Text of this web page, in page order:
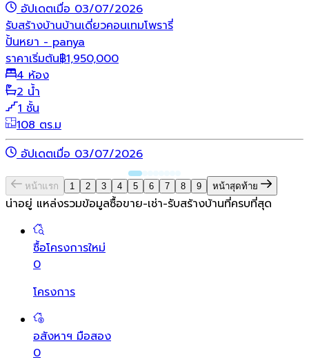
อัปเดตเมื่อ 03/07/2026
รับสร้างบ้านบ้านเดี่ยวคอนเทมโพรารี่
ปั้นหยา - panya
ราคาเริ่มต้น฿1,950,000
4 ห้อง
2 น้ำ
1 ชั้น
108 ตร.ม
อัปเดตเมื่อ 03/07/2026
หน้าแรก 1 2 3 4 5 6 7 8 9 หน้าสุดท้าย
น่าอยู่ แหล่งรวมข้อมูลซื้อขาย-เช่า-รับสร้างบ้านที่ครบที่สุด
ซื้อโครงการใหม่
0
โครงการ
อสังหาฯ มือสอง
0